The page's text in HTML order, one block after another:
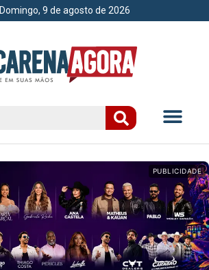
Domingo, 9 de agosto de 2026
PUBLICIDADE